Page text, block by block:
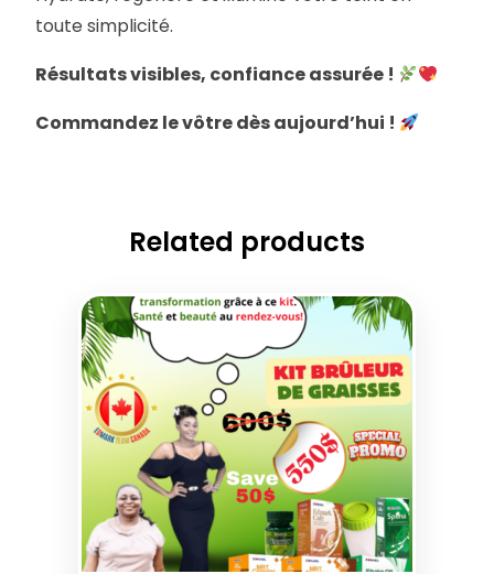
toute simplicité.
Résultats visibles, confiance assurée !
Commandez le vôtre dès aujourd’hui !
Related products